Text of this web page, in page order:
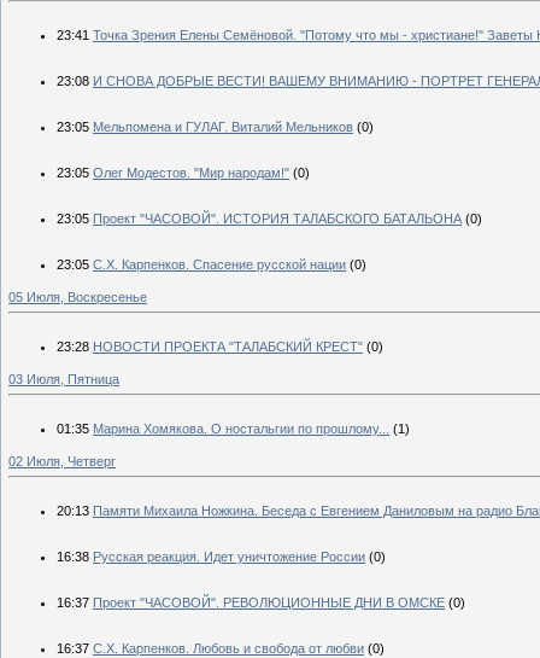
23:41 Точка Зрения Елены Семёновой. "Потому что мы - христиане!" Заветы
23:08 И СНОВА ДОБРЫЕ ВЕСТИ! ВАШЕМУ ВНИМАНИЮ - ПОРТРЕТ
23:05 Мельпомена и ГУЛАГ. Виталий Мельников (0)
23:05 Олег Модестов. "Мир народам!" (0)
23:05 Проект "ЧАСОВОЙ". ИСТОРИЯ ТАЛАБСКОГО БАТАЛЬОНА (0)
23:05 С.Х. Карпенков. Спасение русской нации (0)
05 Июля, Воскресенье
23:28 НОВОСТИ ПРОЕКТА "ТАЛАБСКИЙ КРЕСТ" (0)
03 Июля, Пятница
01:35 Марина Хомякова. О ностальгии по прошлому... (1)
02 Июля, Четверг
20:13 Памяти Михаила Ножкина. Беседа с Евгением Даниловым на радио
16:38 Русская реакция. Идет уничтожение России (0)
16:37 Проект "ЧАСОВОЙ". РЕВОЛЮЦИОННЫЕ ДНИ В ОМСКЕ (0)
16:37 С.Х. Карпенков. Любовь и свобода от любви (0)